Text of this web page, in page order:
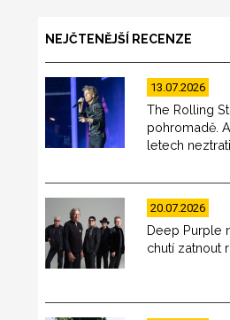
NEJČTENĚJŠÍ RECENZE
13.07.2026
The Rolling
pohromadě.
letech
20.07.2026
Deep Purple
chutí zatnout